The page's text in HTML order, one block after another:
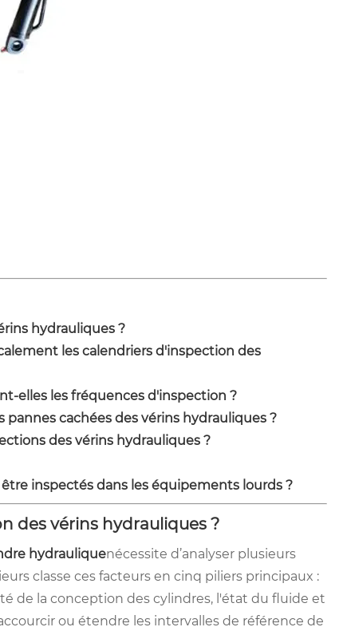
hydrauliques ?
les calendriers d'inspection des
elles les fréquences d'inspection ?
cachées des vérins hydrauliques ?
des vérins hydrauliques ?
inspectés dans les équipements lourds ?
des vérins hydrauliques ?
hydrauliquenécessite d’analyser plusieurs
classe ces facteurs en cinq piliers principaux :
de la conception des cylindres, l'état du fluide et
ou étendre les intervalles de référence de